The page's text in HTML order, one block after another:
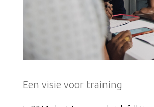
Een visie voor training